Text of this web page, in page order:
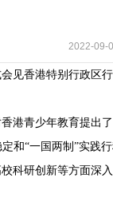
2022-09-
见香港特别行政区
港青少年教育提出
和“一国两制”实践
科研创新等方面深